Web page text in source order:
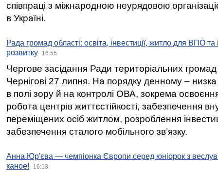
співпраці з міжнародною неурядовою
в Україні.
Рада громад області: освіта, інвестиції, житло для ВПО
розвитку
16:55
Чергове засідання Ради територіальних громад
Чернігові 27 липня. На порядку денному –
в полі зору й на контролі ОВА, зокрема освоєння
робота центрів життєстійкості, забезпечення
переміщених осіб житлом, розроблення
забезпечення сталого мобільного зв’язку.
Анна Юр'єва — чемпіонка Європи серед юніорок з
каное!
16:13